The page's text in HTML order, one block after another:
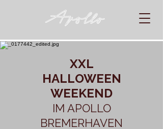
XXL
HALLOWEEN
WEEKEND
IM APOLLO
BREMERHAVEN